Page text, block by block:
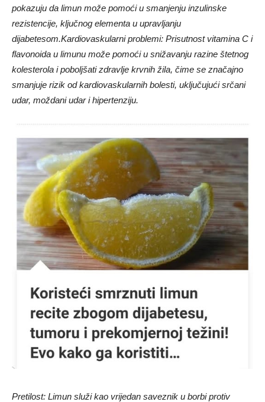
pokazuju da limun može pomoći u smanjenju inzulinske
rezistencije, ključnog elementa u upravljanju
dijabetesom.Kardiovaskularni problemi: Prisutnost vitamina C i
flavonoida u limunu može pomoći u snižavanju razine štetnog
kolesterola i poboljšati zdravlje krvnih žila, čime se značajno
smanjuje rizik od kardiovaskularnih bolesti, uključujući srčani
udar, moždani udar i hipertenziju.
Pretilost: Limun služi kao vrijedan saveznik u borbi protiv